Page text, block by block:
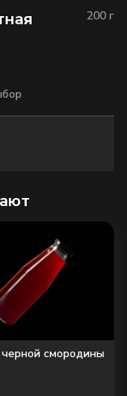
200 г
BBQ соус 25 г
₽
смородины